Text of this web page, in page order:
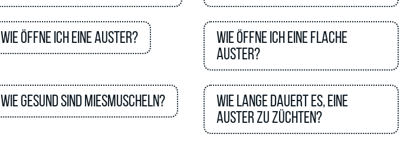
Wie öffne ich eine Auster?
Wie öffne ich eine flache
Auster?
Wie gesund sind Miesmuscheln?
Wie lange dauert es, eine
Auster zu züchten?